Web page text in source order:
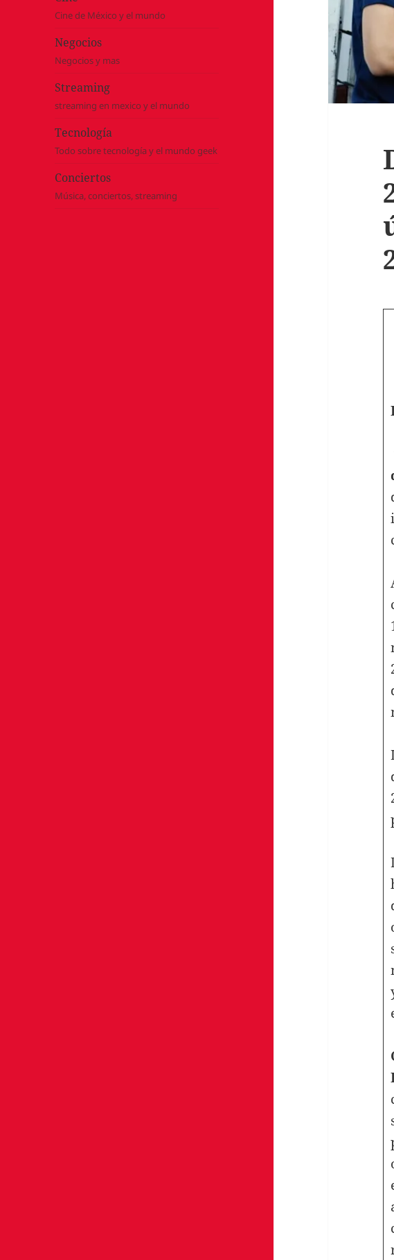
Cine de México y el mundo
Negocios
Negocios y mas
Streaming
streaming en mexico y el mundo
Tecnología
Todo sobre tecnología y el mundo geek
Conciertos
Música, conciertos, streaming